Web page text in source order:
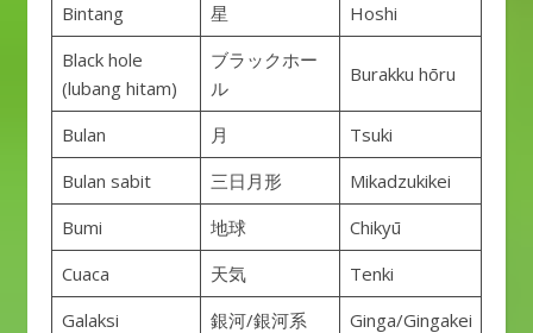
Bintang
星
Hoshi
Black hole
(lubang hitam)
ブラックホー
ル
Burakku hōru
Bulan 月
Tsuki
Bulan sabit
三日月形
Mikadzukikei
Bumi
地球
Chikyū
Cuaca
天気
Tenki
Galaksi
銀河/銀河系
Ginga/Gingakei